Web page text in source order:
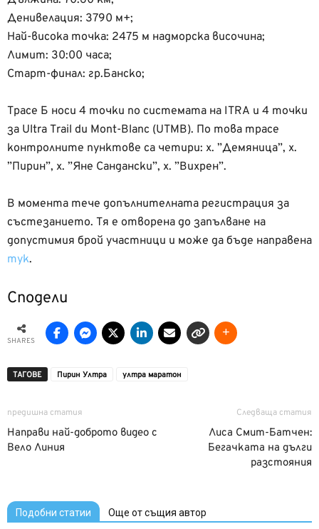
Денивелация: 3790 м+;
Най-висока точка: 2475 м надморска височина;
Лимит: 30:00 часа;
Старт-финал: гр.Банско;
Трасе Б носи 4 точки по системата на ITRA и 4 точки
за Ultra Trail du Mont-Blanc (UTMB). По това трасе
контролните пунктове са четири: х. ”Демяница”, х.
”Пирин”, х. ”Яне Сандански”, х. ”Вихрен”.
В момента тече допълнителната регистрация за
състезанието. Тя е отворена до запълване на
допустимия брой участници и може да бъде направена
тук.
Сподели
SHARES
ТАГОВЕ Пирин Ултра ултра маратон
предишна статия
Направи най-доброто видео с
Вело Линия
Следваща статия
Лиса Смит-Батчен:
Бегачката на дълги
разстояния
Подобни статии Още от същия автор